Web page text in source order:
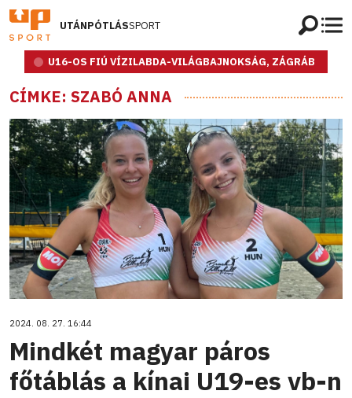
UTÁNPÓTLÁSSPORT
U16-OS FIÚ VÍZILABDA-VILÁGBAJNOKSÁG, ZÁGRÁB
CÍMKE: SZABÓ ANNA
2024. 08. 27. 16:44
Mindkét magyar páros
főtáblás a kínai U19-es vb-n